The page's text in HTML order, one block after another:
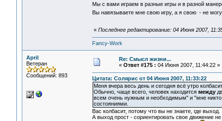
Мы с вами играем в разные игры и в разной
Вы навязываете мне свою игру, а я свою - не
« Последнее редактирование: 04 Июня 2007,
Fancy-Work
April
Ветеран
Сообщений: 893
Re: Смысл жизни...
« Ответ #175 : 04 Июня 2007, 11:44:22 »
Цитата: Солярис от 04 Июня 2007, 11:33:22
Меня вчера весь день и сегодня всё утро
Обычно, чаще всего, человек находится между
всем очень нужным и необходимым" и "мне
состояниями.
Вас колбасит, потому что вы не знаете, где выход.
А выход прост - сориентировать свое движение